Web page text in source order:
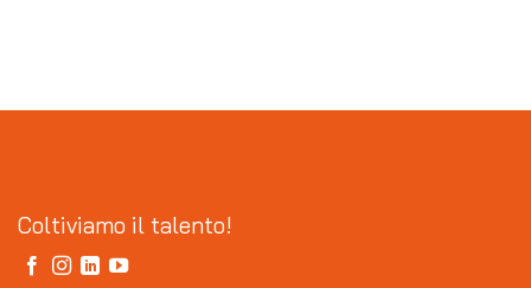
Coltiviamo il talento!